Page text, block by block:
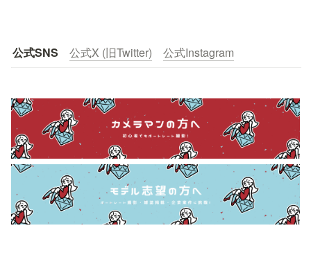
公式SNS 公式X (旧Twitter) 公式Instagram